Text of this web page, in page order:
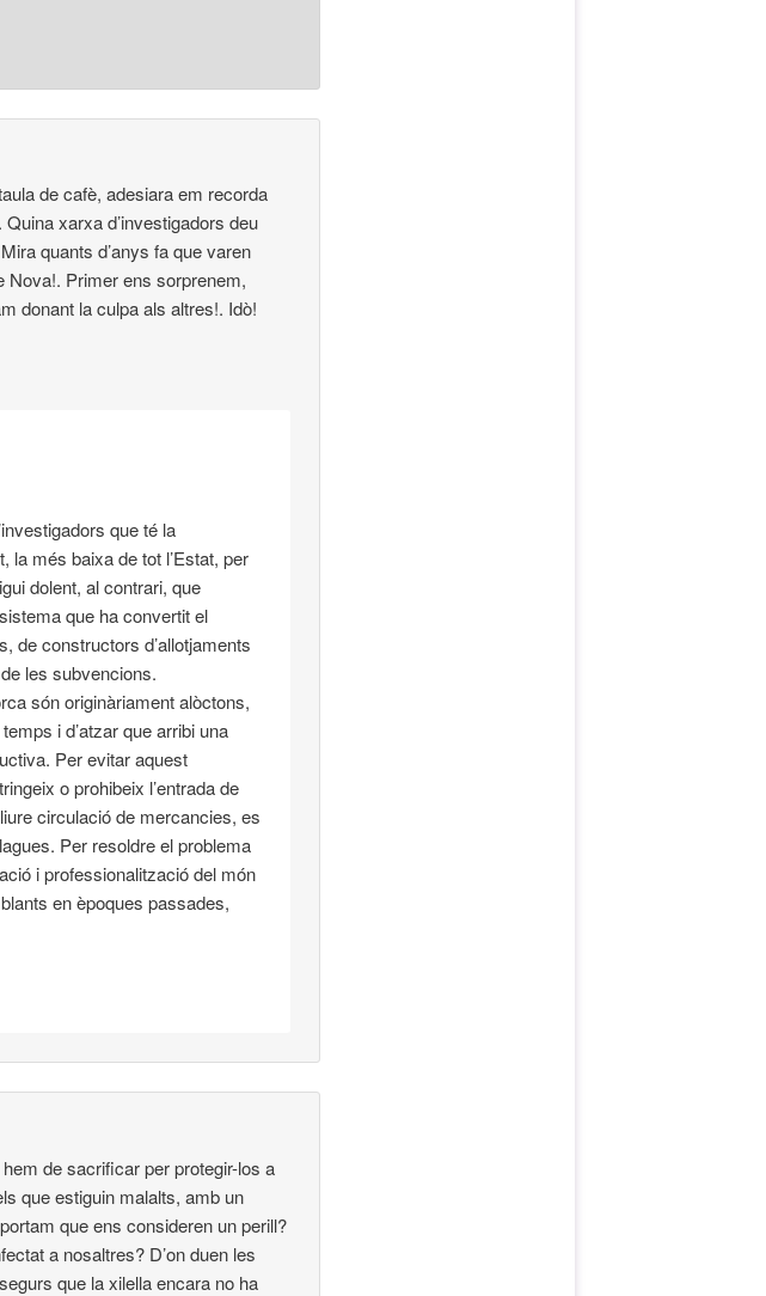
de cafè, adesiara em recorda
xarxa d’investigadors deu
quants d’anys fa que varen
Primer ens sorprenem,
donant la culpa als altres!. Idò!
que té la
la més baixa de tot l’Estat, per
dolent, al contrari, que
que ha convertit el
de constructors d’allotjaments
les subvencions.
són originàriament alòctons,
i d’atzar que arribi una
Per evitar aquest
o prohibeix l’entrada de
circulació de mercancies, es
Per resoldre el problema
i professionalització del món
en èpoques passades,
de sacrificar per protegir-los a
que estiguin malalts, amb un
que ens consideren un perill?
a nosaltres? D’on duen les
que la xilella encara no ha